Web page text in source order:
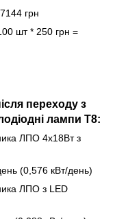
грн
шт * 250 грн =
переходу з
лампи Т8:
ЛПО 4х18Вт з
(0,576 кВт/день)
ЛПО з LED